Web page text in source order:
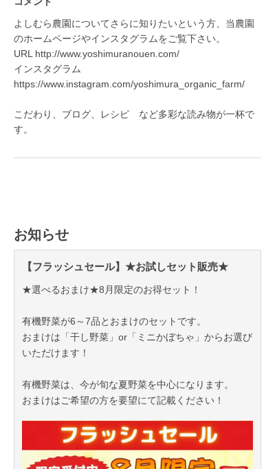
よしむら農園についてさらに知りたいという方、当農園
のホームページやインスタグラムをご覧下さい。
URL http://www.yoshimuranouen.com/
インスタグラム
https://www.instagram.com/yoshimura_organic_farm/
こだわり、ブログ、レシピ など多彩な読み物が一杯で
す。
お知らせ
【フラッシュセール】★お試しセット販売★
★選べるおまけ★8月限定のお得セット！
有機野菜が6～7品とおまけのセットです。
おまけは「干し野菜」or「ミニかぼちゃ」からお選び
いただけます！
有機野菜は、今が旬な夏野菜を中心になります。
おまけはご希望の方を要望にて記載ください！